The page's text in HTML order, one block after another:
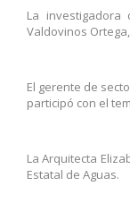
La investigadora
Valdovinos
El gerente de
participó con el
La Arquitecta
Estatal de Aguas.